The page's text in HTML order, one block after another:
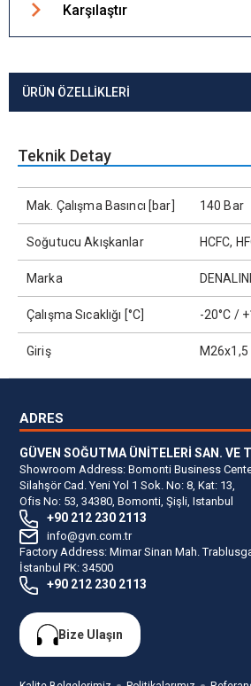
Karşılaştır
ÜRÜN ÖZELLIKLERI
Teknik Detay
Mak. Çalışma Basıncı [bar] 140 Bar
Soğutucu Akışkanlar HCFC,
Marka
Çalışma Sıcaklığı [°C] -20°C /
Giriş M26x1,5
ADRES
GÜVEN SOĞUTMA ÜNİTELERİ SAN. VE
Showroom Address: Bomonti Business
Silahşör Cad. Yeni Yol 1 Sok. No: 8, Kat: 13,
Ofis No: 53, 34380, Bomonti, Şişli, Istanbul
+90 212 230 2113
info@gvn.com.tr
Factory Address: Mimar Sinan Mah.
İstanbul PK: 34500
+90 212 230 2113
Bize Ulaşın